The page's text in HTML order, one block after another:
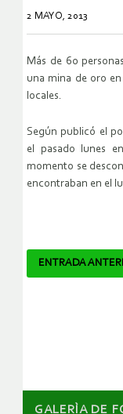
2 MAYO, 2013
Más de 60
una mina de oro
locales.
Según publicó el
el pasado lunes
momento se
encontraban en el
ENTRADA
GALERÌA DE